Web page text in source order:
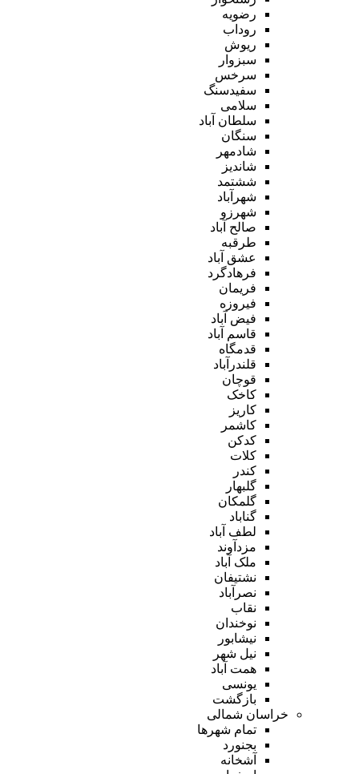
رضویه
روداب
ریوش
سبزوار
سرخس
سفیدسنگ
سلامی
سلطان آباد
سنگان
شادمهر
شاندیز
ششتمد
شهرآباد
شهرزو
صالح آباد
طرقبه
عشق آباد
فرهادگرد
فریمان
فیروزه
فیض آباد
قاسم آباد
قدمگاه
قلندرآباد
قوچان
کاخک
کاریز
کاشمر
کدکن
کلات
کندر
گلبهار
گلمکان
گناباد
لطف آباد
مزدآوند
ملک آباد
نشتیفان
نصرآباد
نقاب
نوخندان
نیشابور
نیل شهر
همت آباد
یونسی
بازگشت
خراسان شمالی
تمام شهر‌ها
بجنورد
آشخانه